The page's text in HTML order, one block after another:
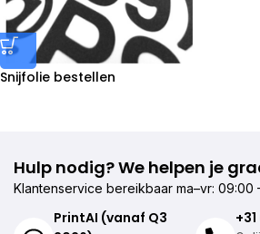
Snijfolie bestellen
Hulp nodig? We helpen je
Klantenservice bereikbaar ma–vr: 09:00
PrintAI (vanaf Q3